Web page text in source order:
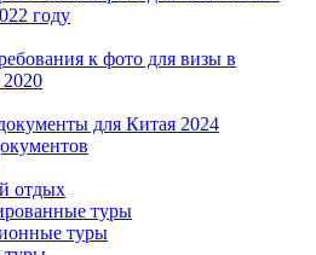
году
к фото для визы в
для Китая 2024
отдых
туры
туры